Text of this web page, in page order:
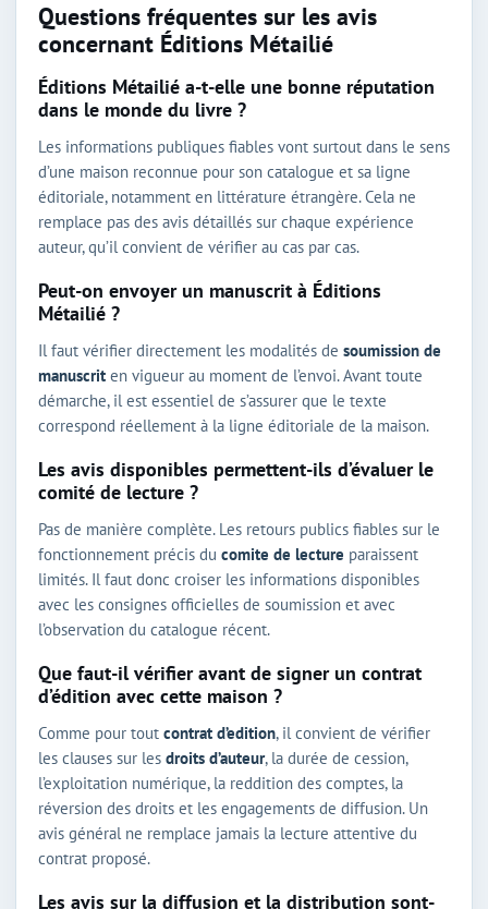
Questions fréquentes sur les avis
concernant Éditions Métailié
Éditions Métailié a-t-elle une bonne réputation
dans le monde du livre ?
Les informations publiques fiables vont surtout dans le sens
d’une maison reconnue pour son catalogue et sa ligne
éditoriale, notamment en littérature étrangère. Cela ne
remplace pas des avis détaillés sur chaque expérience
auteur, qu’il convient de vérifier au cas par cas.
Peut-on envoyer un manuscrit à Éditions
Métailié ?
Il faut vérifier directement les modalités de soumission de
manuscrit en vigueur au moment de l’envoi. Avant toute
démarche, il est essentiel de s’assurer que le texte
correspond réellement à la ligne éditoriale de la maison.
Les avis disponibles permettent-ils d’évaluer le
comité de lecture ?
Pas de manière complète. Les retours publics fiables sur le
fonctionnement précis du comite de lecture paraissent
limités. Il faut donc croiser les informations disponibles
avec les consignes officielles de soumission et avec
l’observation du catalogue récent.
Que faut-il vérifier avant de signer un contrat
d’édition avec cette maison ?
Comme pour tout contrat d’edition, il convient de vérifier
les clauses sur les droits d’auteur, la durée de cession,
l’exploitation numérique, la reddition des comptes, la
réversion des droits et les engagements de diffusion. Un
avis général ne remplace jamais la lecture attentive du
contrat proposé.
Les avis sur la diffusion et la distribution sont-